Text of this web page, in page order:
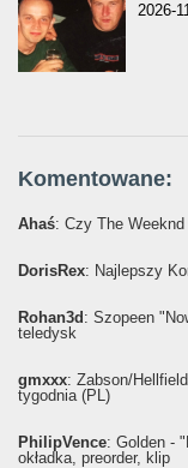
2026-
Komentowane:
Ahaś: Czy The
DorisRex: Najlepszy
Rohan3d : Szopeen
teledysk
gmxxx: Żabson/
tygodnia (PL)
PhilipVence: Golden -
okładka, preorder, klip